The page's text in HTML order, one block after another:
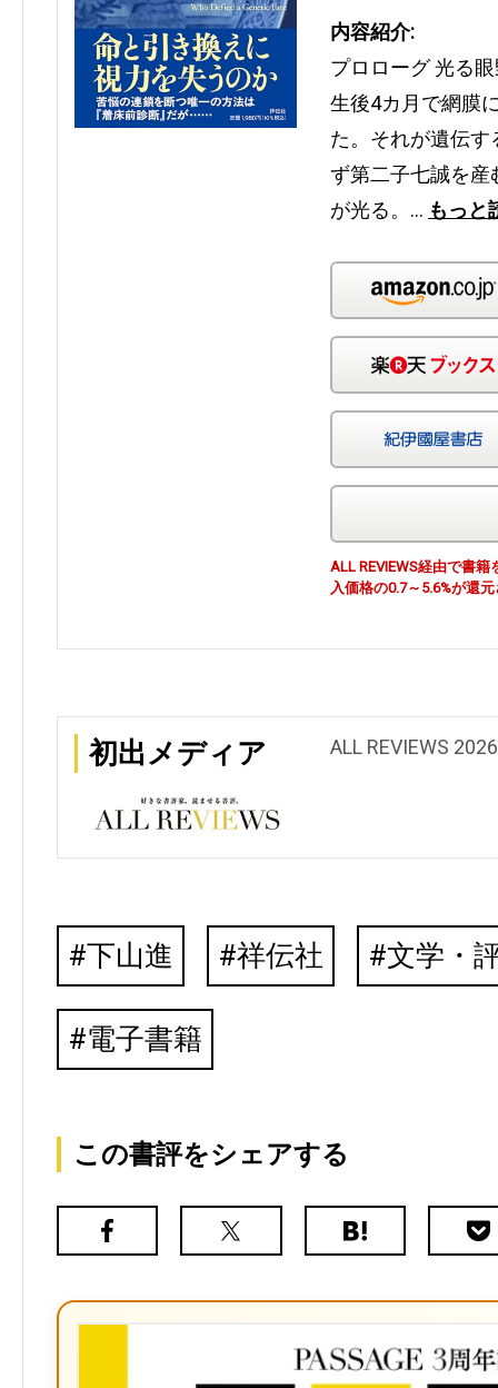
内容紹介:
プロローグ 光る
生後4カ月で網膜
た。それが遺伝
ず第二子七誠を産
が光る。… もっと
ALL REVIEWS経由で書
入価格の0.7～5.6%が還
初出メディア ALL REVIEWS
下山進 祥伝社 文学・
電子書籍
この書評をシェアする
Facebook
X（旧
は
ク
マ